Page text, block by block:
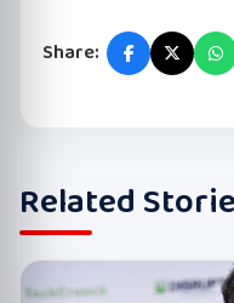
Share:
Related